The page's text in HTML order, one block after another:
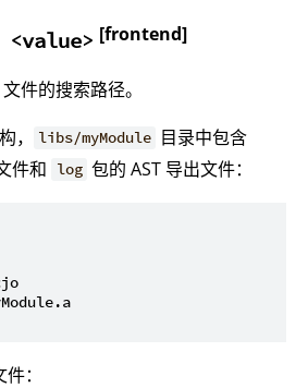
[frontend]
件的搜索路径。
，
libs/myModule 目录中包含
件和 log 包的 AST 导出文件：
：